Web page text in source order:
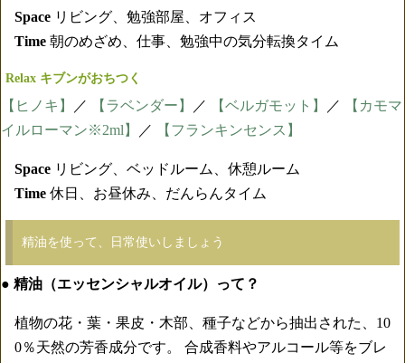
Space リビング、勉強部屋、オフィス
Time 朝のめざめ、仕事、勉強中の気分転換タイム
Relax キブンがおちつく
【ヒノキ】 ／ 【ラベンダー】 ／ 【ベルガモット】 ／
【カモマ
イルローマン※2ml】
／ 【フランキンセンス】
Space リビング、ベッドルーム、休憩ルーム
Time 休日、お昼休み、だんらんタイム
精油を使って、日常使いしましょう
● 精油（エッセンシャルオイル）って？
植物の花・葉・果皮・木部、種子などから抽出された、10
0％天然の芳香成分です。 合成香料やアルコール等をブレ